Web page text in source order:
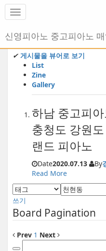
본
메
신영피아노 중고피아노 매
✔ 게시물을 뷰어로 보기
List
Zine
Gallery
하남 중고피
충청도 강원
랜드 피아노
Date2020.07.13 By
Read More
쓰기
Board Pagination
Prev 1 Next